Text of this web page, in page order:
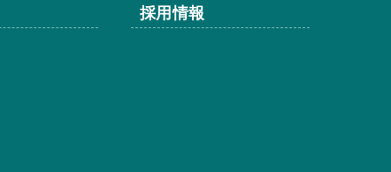
採用情報